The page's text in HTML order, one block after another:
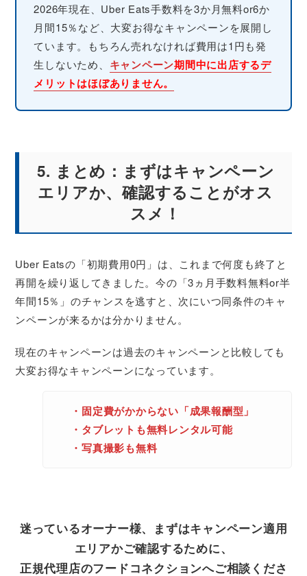
2026年現在、Uber Eats手数料を3か月無料or6か
月間15％など、大変お得なキャンペーンを展開し
ています。もちろん売れなければ費用は1円も発
生しないため、 キャンペーン期間中に出店するデ
メリットはほぼありません。
5. まとめ：まずはキャンペーン
エリアか、確認することがオス
スメ！
Uber Eatsの「初期費用0円」は、これまで何度も終了と
再開を繰り返してきました。今の「3ヵ月手数料無料or半
年間15％」のチャンスを逃すと、次にいつ同条件のキャ
ンペーンが来るかは分かりません。
現在のキャンペーンは過去のキャンペーンと比較しても
大変お得なキャンペーンになっています。
・固定費がかからない「成果報酬型」
・タブレットも無料レンタル可能
・写真撮影も無料
迷っているオーナー様、まずはキャンペーン適用
エリアかご確認するために、
正規代理店のフードコネクションへご相談くださ